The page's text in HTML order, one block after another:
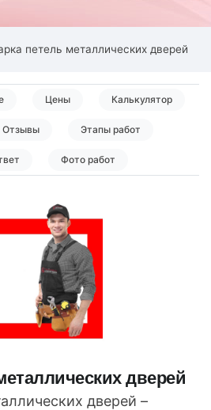
петель металлических дверей
Цены Калькулятор
Отзывы Этапы работ
Фото работ
дверей
дверей –